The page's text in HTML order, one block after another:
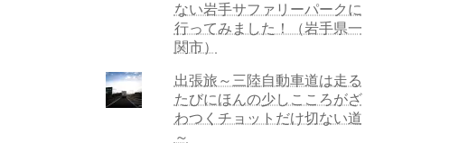
ない岩手サファリーパークに
行ってみました！（岩手県一
関市）
出張旅～三陸自動車道は走る
たびにほんの少しこころがざ
わつくチョットだけ切ない道
～